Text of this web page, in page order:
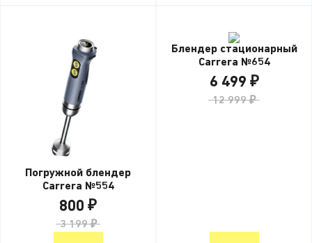
Погружной блендер
Carrera №554
800 ₽
3 199 ₽
Блендер стационарный
Carrera №654
6 499 ₽
12 999 ₽